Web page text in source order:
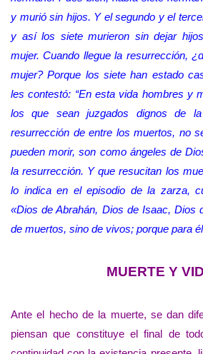
y murió sin hijos. Y el segundo y el
y así los siete murieron sin dejar
mujer. Cuando llegue la resurrección,
mujer? Porque los siete han estado
les contestó: “En esta vida hombres y
los que sean juzgados dignos de
resurrección de entre los muertos, no
pueden morir, son como ángeles de
la resurrección. Y que resucitan los
lo indica en el episodio de la zarza,
«Dios de Abrahán, Dios de Isaac, Dios
de muertos, sino de vivos; porque para
MUERTE Y
Ante el hecho de la muerte, se dan
piensan que constituye el final de